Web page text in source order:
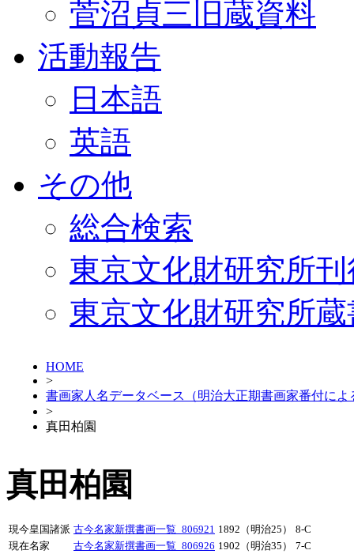
菅沼貞三旧蔵資料
活動報告
日本語
英語
その他
総合検索
東京文化財研究所
東京文化財研究所
HOME
>
書画家人名データベース（明治大正期書画家番付によ
>
真田柏園
真田柏園
現今皇国諸派 古今名家新撰書画一覧_806921 1892（明治25）
8-C
現在名家
古今名家新撰書画一覧_806926 1902（明治35）
7-C